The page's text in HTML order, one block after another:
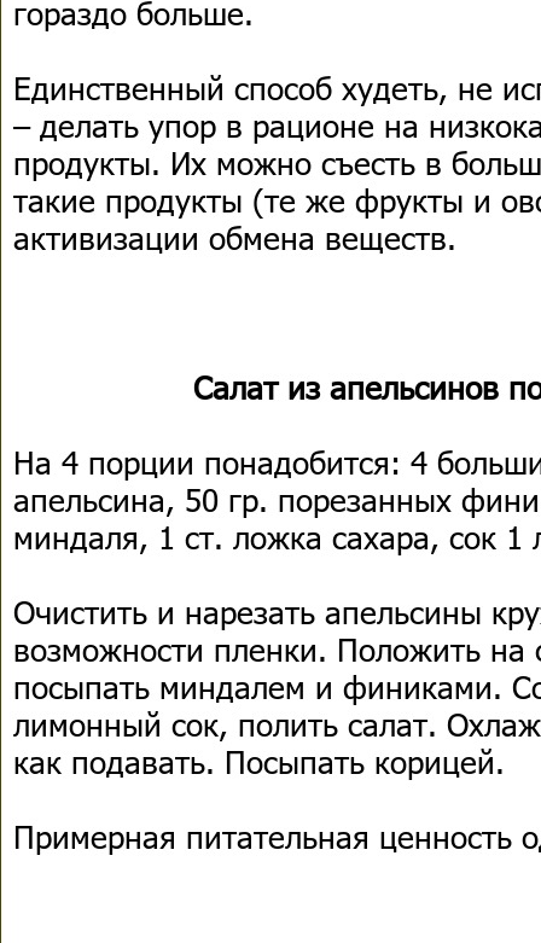
гораздо больше.
Единственный способ худеть, не
– делать упор в рационе на
продукты. Их можно съесть в
такие продукты (те же фрукты и
активизации обмена веществ.
Салат из апельсинов
На 4 порции понадобится: 4
апельсина, 50 гр. порезанных
миндаля, 1 ст. ложка сахара, сок
Очистить и нарезать апельсины
возможности пленки. Положить на
посыпать миндалем и финиками.
лимонный сок, полить салат.
как подавать. Посыпать корицей.
Примерная питательная ценность